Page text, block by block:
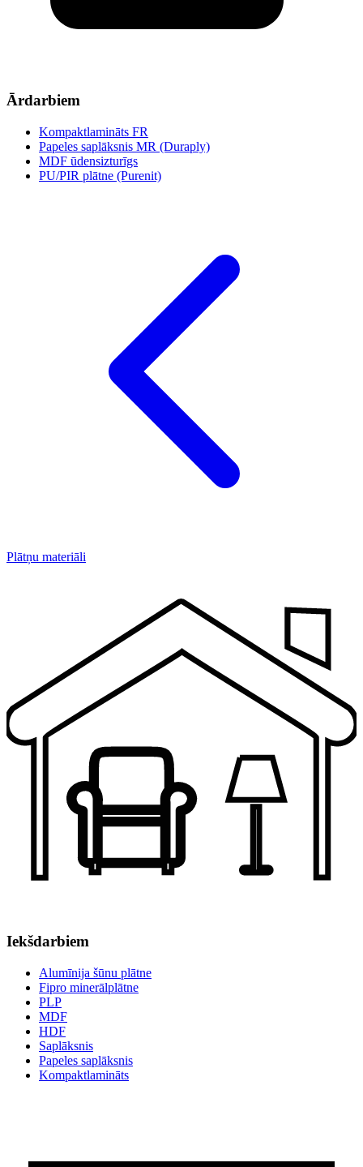
Ārdarbiem
Kompaktlamināts FR
Papeles saplāksnis MR (Duraply)
MDF ūdensizturīgs
PU/PIR plātne (Purenit)
Plātņu materiāli
Iekšdarbiem
Alumīnija šūnu plātne
Fipro minerālplātne
PLP
MDF
HDF
Saplāksnis
Papeles saplāksnis
Kompaktlamināts